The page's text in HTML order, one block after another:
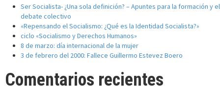
Ser Socialista- ¿Una sola definición? – Apuntes para la formación y el
debate colectivo
«Repensando el Socialismo: ¿Qué es la Identidad Socialista?»
ciclo «Socialismo y Derechos Humanos»
8 de marzo: día internacional de la mujer
3 de febrero del 2000: Fallece Guillermo Estevez Boero
Comentarios recientes